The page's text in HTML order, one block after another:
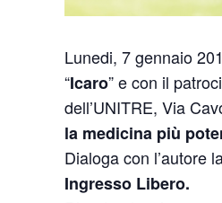
Lunedi, 7 gennaio
“Icaro” e con il
dell’UNITRE, Via
la medicina più
Dialoga con l’autore
Ingresso Libero.